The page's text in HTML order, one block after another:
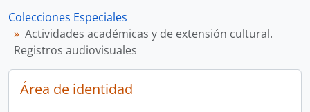
Colecciones Especiales
Actividades académicas y de extensión cultural.
Registros audiovisuales
Área de identidad